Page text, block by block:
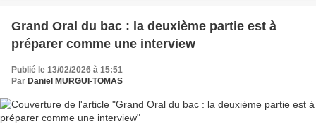
Grand Oral du bac : la deuxième partie est à
préparer comme une interview
Publié le 13/02/2026 à 15:51
Par Daniel MURGUI-TOMAS